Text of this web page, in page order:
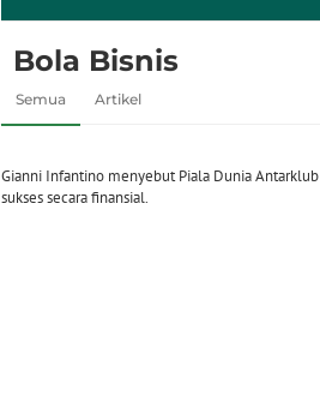
Bola Bisnis
Semua Artikel
Gianni Infantino menyebut Piala Dunia
sukses secara finansial.